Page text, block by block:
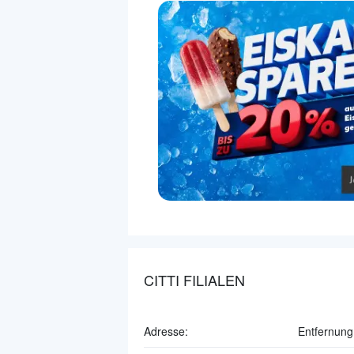
CITTI FILIALEN
Adresse: